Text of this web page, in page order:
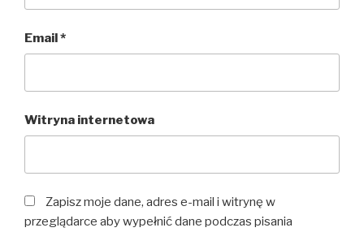
Email*
Witryna internetowa
Zapisz moje dane, adres e-mail i witrynę w
przeglądarce aby wypełnić dane podczas pisania